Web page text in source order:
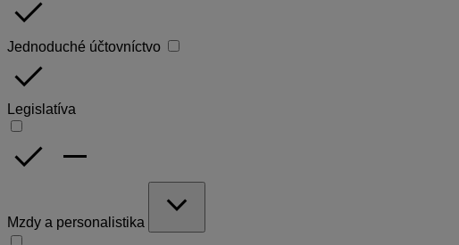
done
Jednoduché účtovníctvo
done
Legislatíva
done remove
Mzdy a personalistika
expand_more